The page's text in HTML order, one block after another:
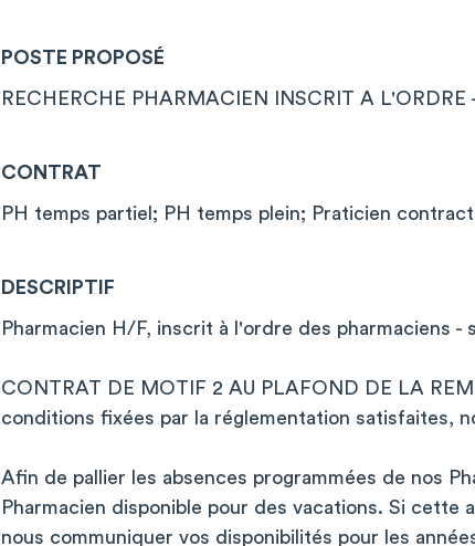
POSTE PROPOSÉ
RECHERCHE PHARMACIEN INSCRIT A
CONTRAT
PH temps partiel; PH temps plein; Praticien
DESCRIPTIF
Pharmacien H/F, inscrit à l'ordre des pharmaciens -
CONTRAT DE MOTIF 2 AU PLAFOND DE LA
conditions fixées par la réglementation satisfaites,
Afin de pallier les absences programmées de nos
Pharmacien disponible pour des vacations. Si cette
nous communiquer vos disponibilités pour les